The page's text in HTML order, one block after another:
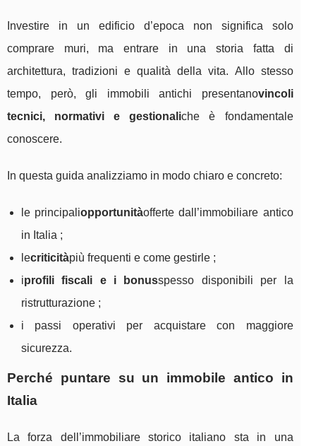
Investire in un edificio d’epoca non significa solo
comprare muri, ma entrare in una storia fatta di
architettura, tradizioni e qualità della vita. Allo stesso
tempo, però, gli immobili antichi presentanovincoli
tecnici, normativi e gestionaliche è fondamentale
conoscere.
In questa guida analizziamo in modo chiaro e concreto:
le principaliopportunitàofferte dall’immobiliare antico
in Italia ;
lecriticitàpiù frequenti e come gestirle ;
iprofili fiscali e i bonusspesso disponibili per la
ristrutturazione ;
i passi operativi per acquistare con maggiore
sicurezza.
Perché puntare su un immobile antico in
Italia
La forza dell’immobiliare storico italiano sta in una